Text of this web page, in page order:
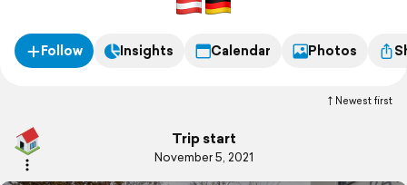
erlebbar.
Follow Insights Calendar Photos
Newest first
Trip start
November 5, 2021